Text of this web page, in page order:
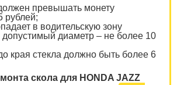
превышать монету
рублей;
в водительскую зону
допустимый диаметр – не более 10
края стекла должно быть более 6
скола для HONDA JAZZ